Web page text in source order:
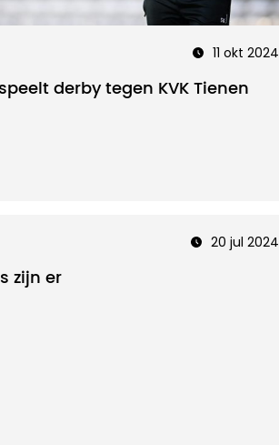
11 okt 2024
derby tegen KVK Tienen
20 jul 2024
zijn er